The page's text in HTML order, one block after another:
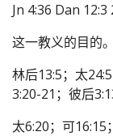
Jn 4:36 Dan
这一教义的目的。
林后13:5；太
3:20-21；彼后
太6:20；可16:15